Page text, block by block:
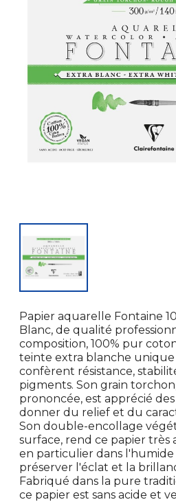
Papier aquarelle Fontaine
Blanc, de qualité
composition, 100% pur
teinte extra blanche
confèrent résistance,
pigments. Son grain
prononcée, est apprécié
donner du relief et du
Son double-encollage
surface, rend ce papier très
en particulier dans
préserver l'éclat et la
Fabriqué dans la pure
ce papier est sans acide et